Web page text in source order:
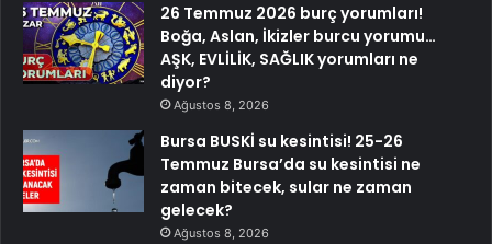
26 Temmuz 2026 burç yorumları!
Boğa, Aslan, İkizler burcu yorumu…
AŞK, EVLİLİK, SAĞLIK yorumları ne
diyor?
Ağustos 8, 2026
Bursa BUSKİ su kesintisi! 25-26
Temmuz Bursa’da su kesintisi ne
zaman bitecek, sular ne zaman
gelecek?
Ağustos 8, 2026